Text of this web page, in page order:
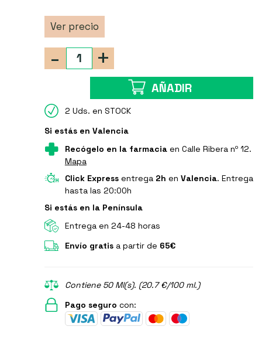
Ver precio
+
-
AÑADIR
2 Uds. en STOCK
Si estás en Valencia
Recógelo en la farmaciaen Calle Ribera nº 12.
Mapa
Click Expressentrega 2h en Valencia. Entrega
hasta las 20:00h
Si estás en la Península
Entrega en 24-48 horas
Envío gratisa partir de 65€
Contiene 50 Ml(s). (20.7 €/100 ml.)
Pago seguro con: